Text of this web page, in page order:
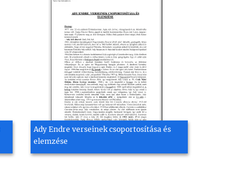
Ady Endre verseinek csoportosítása és
elemzése